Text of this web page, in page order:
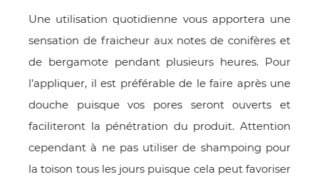
Une utilisation quotidienne vous apportera une
sensation de fraicheur aux notes de conifères et
de bergamote pendant plusieurs heures. Pour
l’appliquer, il est préférable de le faire après une
douche puisque vos pores seront ouverts et
faciliteront la pénétration du produit. Attention
cependant à ne pas utiliser de shampoing pour
la toison tous les jours puisque cela peut favoriser